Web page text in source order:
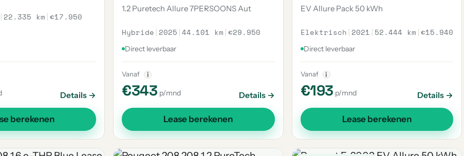
| 22.335 km |€17.950
Details →
berekenen
1.2 Puretech Allure 7PERSOONS Aut
Hybride | 2025 |44.101 km |€29.950
Direct leverbaar
Vanaf i
€343 p/mnd Details →
Lease berekenen
EV Allure Pack 50 kWh
Elektrisch | 2021 | 52.444 km |€15.940
Direct leverbaar
Vanaf i
€193 p/mnd Details →
Lease berekenen